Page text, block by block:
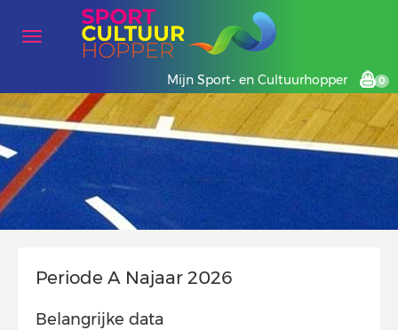
Mijn Sport- en Cultuurhopper 0
Periode A Najaar 2026
Belangrijke data